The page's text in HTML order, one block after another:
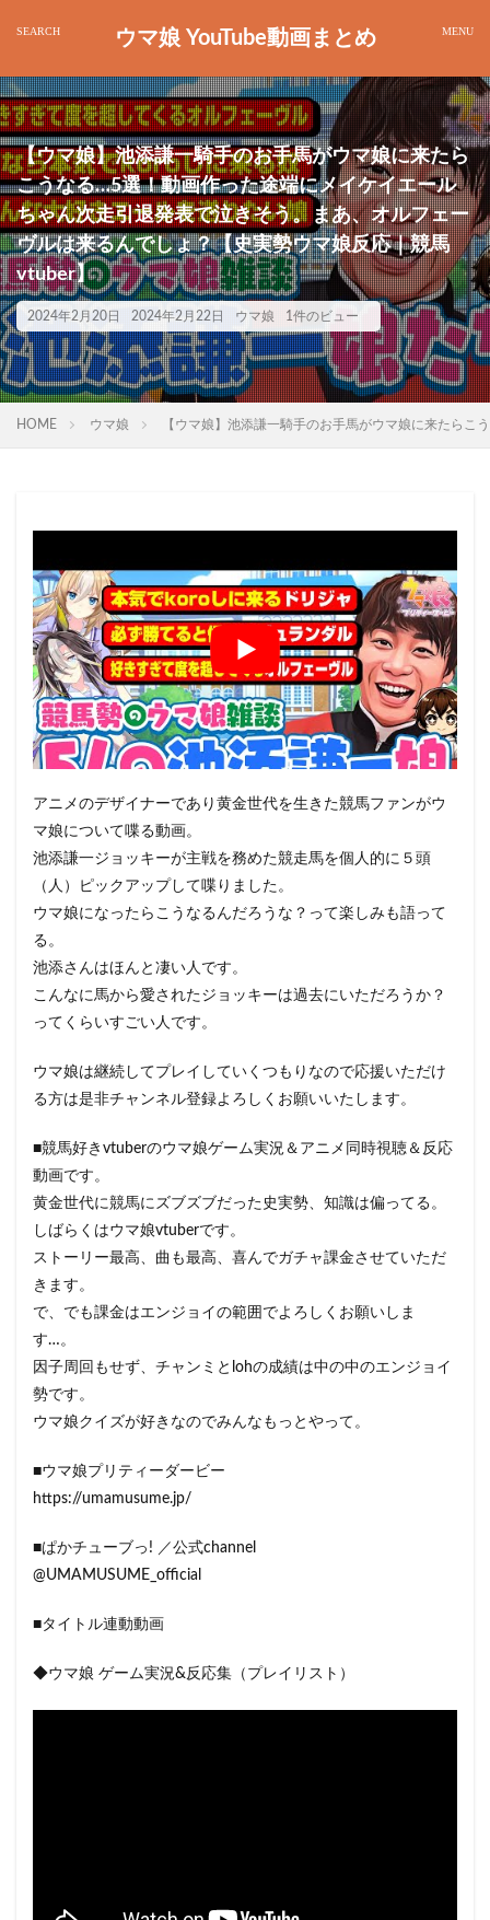
ウマ娘 YouTube動画まとめ
【ウマ娘】池添謙一騎手のお手馬がウマ娘に来たら
こうなる…5選！動画作った途端にメイケイエール
ちゃん次走引退発表で泣きそう。まあ、オルフェー
ヴルは来るんでしょ？【史実勢ウマ娘反応｜競馬
vtuber】
2024年2月20日 2024年2月22日 ウマ娘 1件のビュー
HOME ウマ娘 【ウマ娘】池添謙一騎手のお手馬がウマ娘に来たら
アニメのデザイナーであり黄金世代を生きた競馬ファンがウ
マ娘について喋る動画。
池添謙一ジョッキーが主戦を務めた競走馬を個人的に５頭
（人）ピックアップして喋りました。
ウマ娘になったらこうなるんだろうな？って楽しみも語って
る。
池添さんはほんと凄い人です。
こんなに馬から愛されたジョッキーは過去にいただろうか？
ってくらいすごい人です。
ウマ娘は継続してプレイしていくつもりなので応援いただけ
る方は是非チャンネル登録よろしくお願いいたします。
■競馬好きvtuberのウマ娘ゲーム実況＆アニメ同時視聴＆反応
動画です。
黄金世代に競馬にズブズブだった史実勢、知識は偏ってる。
しばらくはウマ娘vtuberです。
ストーリー最高、曲も最高、喜んでガチャ課金させていただ
きます。
で、でも課金はエンジョイの範囲でよろしくお願いしま
す…。
因子周回もせず、チャンミとlohの成績は中の中のエンジョイ
勢です。
ウマ娘クイズが好きなのでみんなもっとやって。
■ウマ娘プリティーダービー
https://umamusume.jp/
■ぱかチューブっ! ／公式channel
@UMAMUSUME_official
■タイトル連動動画
◆ウマ娘 ゲーム実況&反応集（プレイリスト）